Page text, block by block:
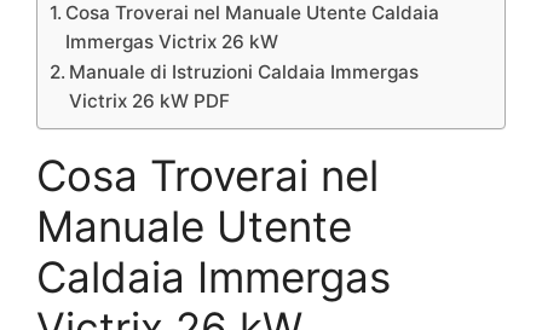
Cosa Troverai nel Manuale Utente Caldaia
Immergas Victrix 26 kW
Manuale di Istruzioni Caldaia Immergas
Victrix 26 kW PDF
Cosa Troverai nel
Manuale Utente
Caldaia Immergas